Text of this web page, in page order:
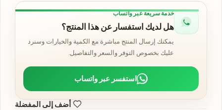
خدمة سريعة عبر واتساب
هل لديك استفسار عن هذا المنتج؟
يمكنك إرسال المنتج مباشرة مع الكمية والخيارات وسنرد
عليك بخصوص التوفر والسعر والتفاصيل.
استفسر عبر واتساب
أضف إلى المفضلة